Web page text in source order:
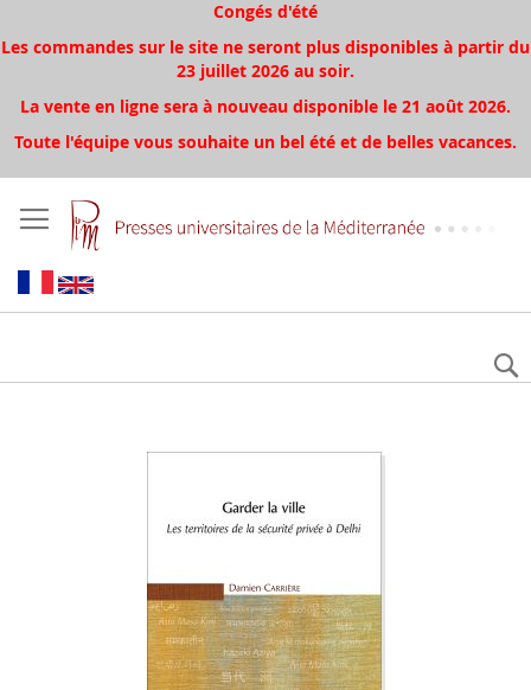
Congés d'été
Les commandes sur le site ne seront plus disponibles à partir du
23 juillet 2026 au soir.
La vente en ligne sera à nouveau disponible le 21 août 2026.
Toute l'équipe vous souhaite un bel été et de belles vacances.